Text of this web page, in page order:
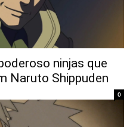
ninjas que
Naruto Shippuden
0